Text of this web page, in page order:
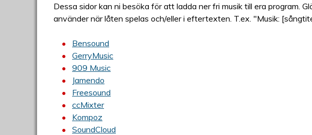
Dessa sidor kan ni besöka för att ladda ner fri musik till era program.
använder när låten spelas och/eller i eftertexten. T.ex. "Musik:
Bensound
GerryMusic
909 Music
Jamendo
Freesound
ccMixter
Kompoz
SoundCloud